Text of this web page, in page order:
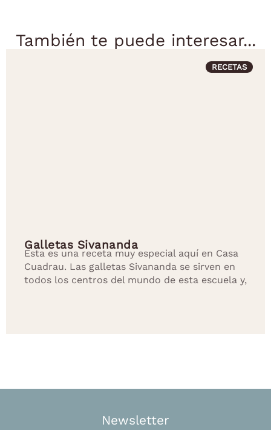
También te puede interesar...
RECETAS
Galletas Sivananda
Esta es una receta muy especial aquí en Casa
Cuadrau. Las galletas Sivananda se sirven en
todos los centros del mundo de esta escuela y,
Newsletter